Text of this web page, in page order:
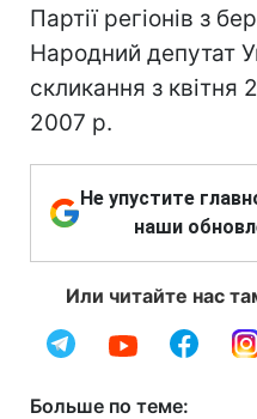
Партії регіонів з
Народний депутат
скликання з квітня
2007 р.
Не упустите
наши
Или читайте нас
Больше по теме: